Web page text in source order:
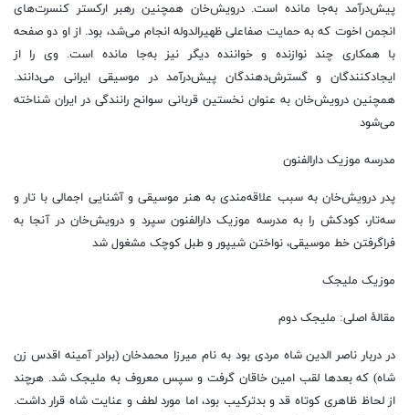
پیش‌درآمد به‌جا مانده است. درویش‌خان همچنین رهبر ارکستر کنسرت‌های
انجمن اخوت که به حمایت صفاعلی ظهیرالدوله انجام می‌شد، بود. از او دو صفحه
با همکاری چند نوازنده و خواننده دیگر نیز به‌جا مانده است. وی را از
ایجادکنندگان و گسترش‌دهندگان پیش‌درآمد در موسیقی ایرانی می‌دانند.
همچنین درویش‌خان به عنوان نخستین قربانی سوانح رانندگی در ایران شناخته
می‌شود
مدرسه موزیک دارالفنون
پدر درویش‌خان به سبب علاقه‌مندی به هنر موسیقی و آشنایی اجمالی با تار و
سه‌تار، کودکش را به مدرسه موزیک دارالفنون سپرد و درویش‌خان در آنجا به
فراگرفتن خط موسیقی، نواختن شیپور و طبل کوچک مشغول شد
موزیک ملیجک
مقالهٔ اصلی: ملیجک دوم
در دربار ناصر الدین شاه مردی بود به نام میرزا محمدخان (برادر آمینه اقدس زن
شاه) که بعدها لقب امین خاقان گرفت و سپس معروف به ملیجک شد. هرچند
از لحاظ ظاهری کوتاه قد و بدترکیب بود، اما مورد لطف و عنایت شاه قرار داشت.